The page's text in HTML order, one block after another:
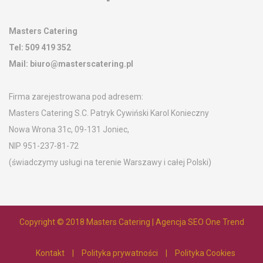
Kontakt
Masters Catering
Tel: 509 419 352
Mail: biuro@masterscatering.pl
Firma zarejestrowana pod adresem:
Masters Catering S.C. Patryk Cywiński Karol Konieczny
Nowa Wrona 31c, 09-131 Joniec,
NIP 951-237-81-72
(świadczymy usługi na terenie Warszawy i całej Polski)
Copyright © 2018 Masters Catering Agencja SEO One Trend
Kontakt Polityka prywatności
Polityka Cookies